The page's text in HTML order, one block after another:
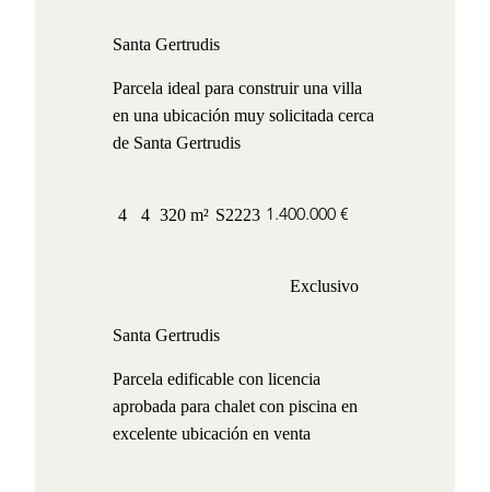
Santa Gertrudis
Parcela ideal para construir una villa
en una ubicación muy solicitada cerca
de Santa Gertrudis
4 4 320 m² S2223 1.400.000 €
Exclusivo
Santa Gertrudis
Parcela edificable con licencia
aprobada para chalet con piscina en
excelente ubicación en venta